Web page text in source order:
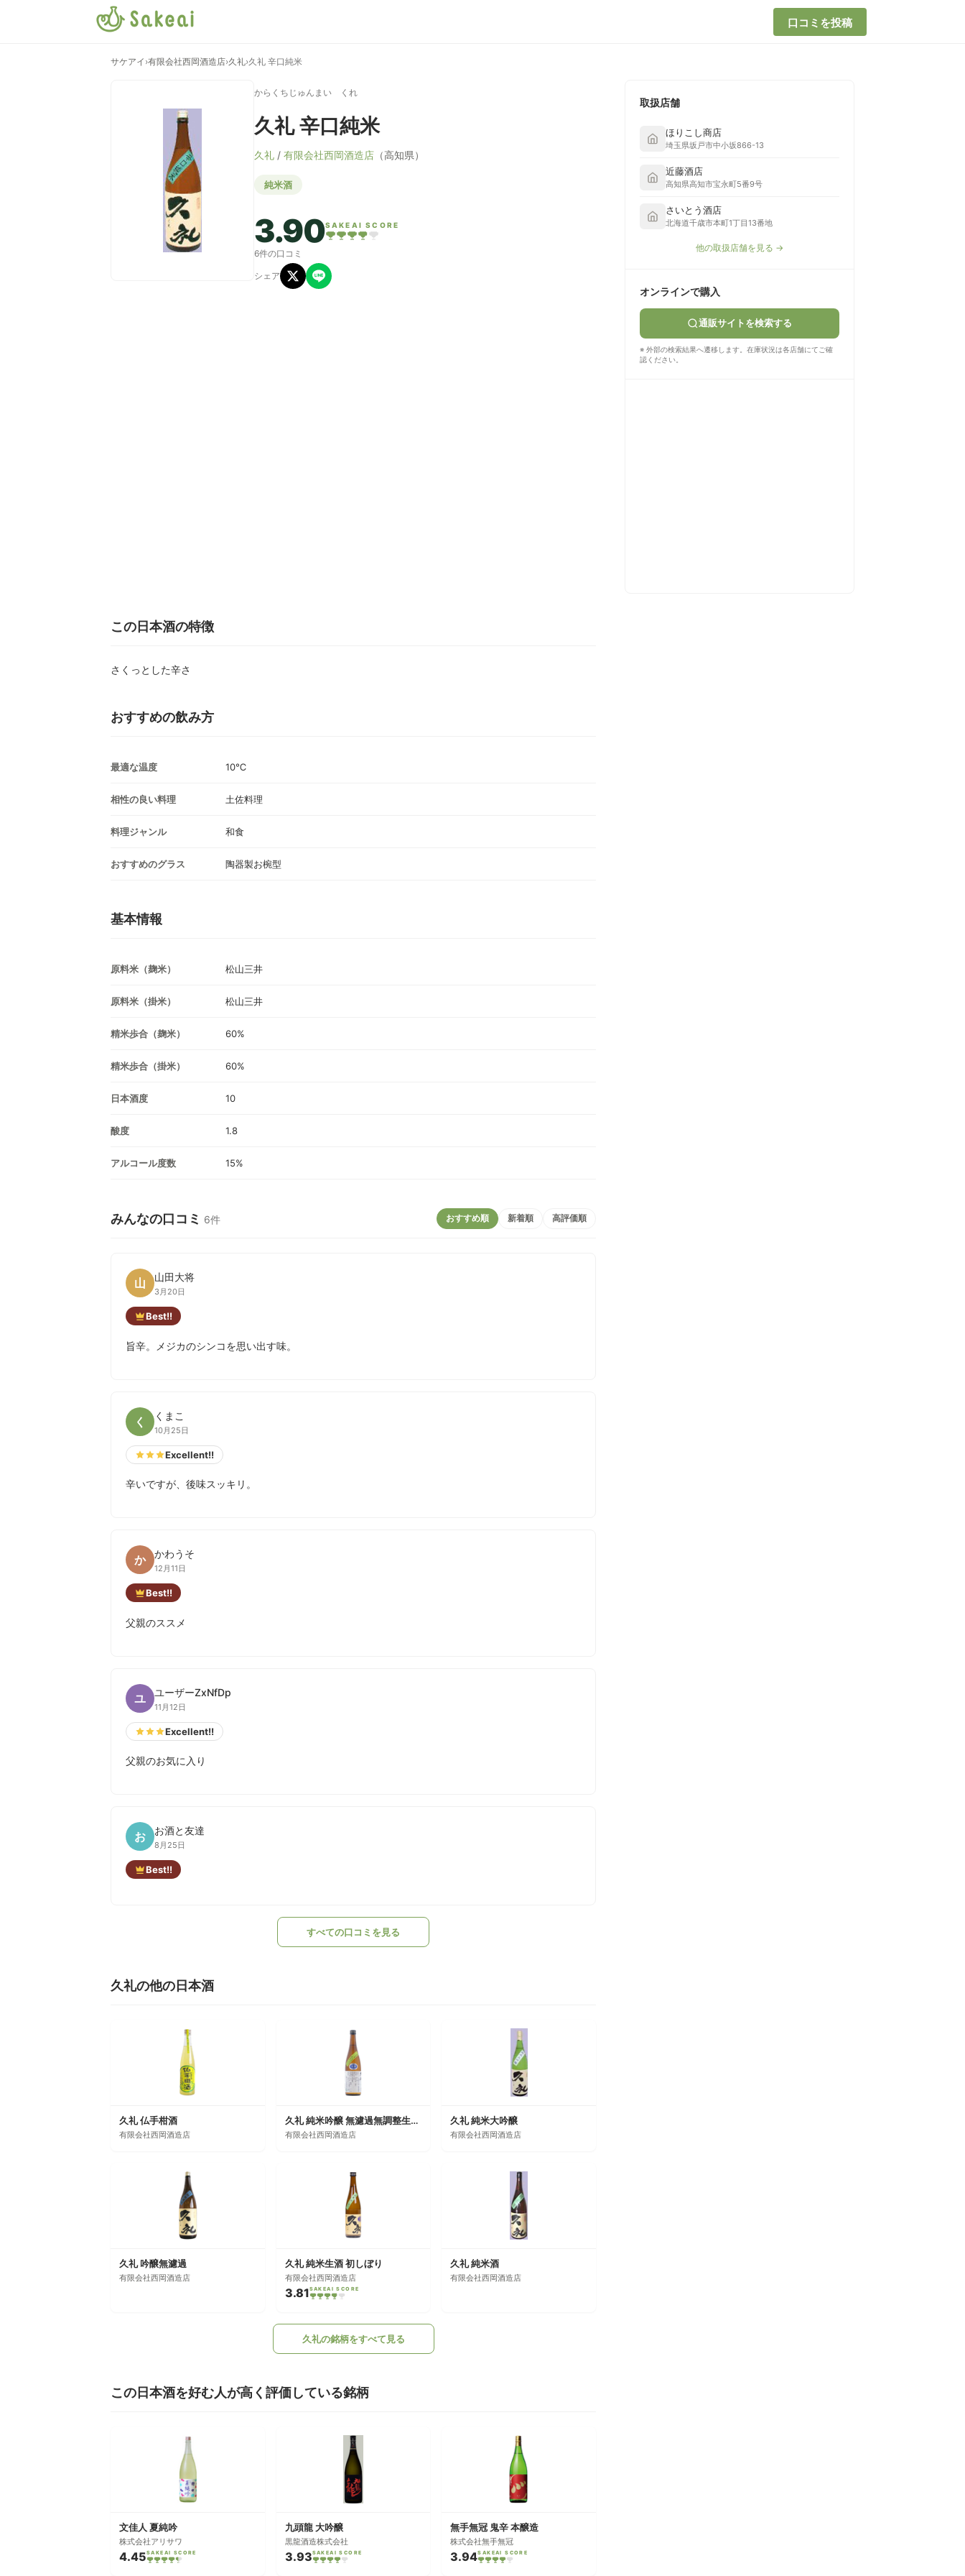
口コミを投稿
サケアイ ›有限会社西岡酒造店›久礼›久礼 辛口純米
からくちじゅんまい くれ
久礼 辛口純米
久礼 / 有限会社西岡酒造店 （高知県）
純米酒
3.90SAKEAI SCORE
6件の口コミ
シェア
取扱店舗
ほりこし商店
埼玉県坂戸市中小坂866-13
近藤酒店
高知県高知市宝永町5番9号
さいとう酒店
北海道千歳市本町1丁目13番地
他の取扱店舗を見る →
オンラインで購入
通販サイトを検索する
※ 外部の検索結果へ遷移します。在庫状況は各店舗にてご確
認ください。
この日本酒の特徴
さくっとした辛さ
おすすめの飲み方
最適な温度 10℃
相性の良い料理 土佐料理
料理ジャンル 和食
おすすめのグラス 陶器製お椀型
基本情報
原料米（麹米） 松山三井
原料米（掛米） 松山三井
精米歩合（麹米） 60%
精米歩合（掛米） 60%
日本酒度 10
酸度 1.8
アルコール度数 15%
みんなの口コミ 6件 おすすめ順 新着順 高評価順
山 山田大将
3月20日
Best!!
旨辛。メジカのシンコを思い出す味。
く くまこ
10月25日
Excellent!!
辛いですが、後味スッキリ。
か かわうそ
12月11日
Best!!
父親のススメ
ユ ユーザーZxNfDp
11月12日
Excellent!!
父親のお気に入り
お お酒と友達
8月25日
Best!!
すべての口コミを見る
久礼の他の日本酒
久礼 仏手柑酒
有限会社西岡酒造店
久礼 純米吟醸 無濾過無調整生原酒 槽口直詰
有限会社西岡酒造店
久礼 純米大吟醸
有限会社西岡酒造店
久礼 吟醸無濾過
有限会社西岡酒造店
久礼 純米生酒 初しぼり
有限会社西岡酒造店
3.81SAKEAI SCORE
久礼 純米酒
有限会社西岡酒造店
久礼の銘柄をすべて見る
この日本酒を好む人が高く評価している銘柄
文佳人 夏純吟
株式会社アリサワ
4.45SAKEAI SCORE
九頭龍 大吟醸
黒龍酒造株式会社
3.93SAKEAI SCORE
無手無冠 鬼辛 本醸造
株式会社無手無冠
3.94SAKEAI SCORE